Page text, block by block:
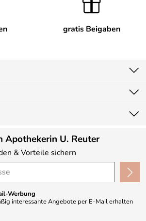
gratis Beigaben
Apothekerin U. Reuter
& Vorteile sichern
Werbung
interessante Angebote per E-Mail erhalten
Erhalt meiner Bestellung an die Möglichkeit zur
erinnert werden. Meine